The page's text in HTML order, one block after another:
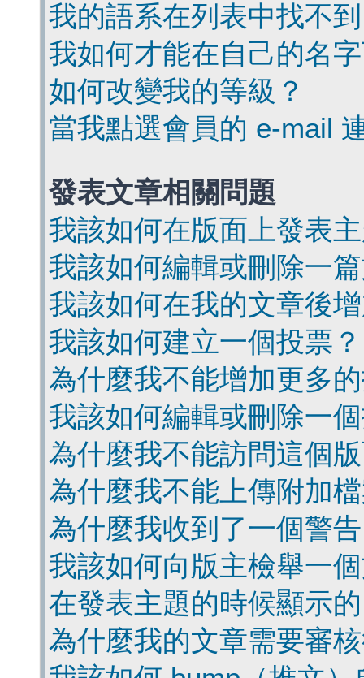
我的語系在列表中找不
我如何才能在自己的名
如何改變我的等級？
當我點選會員的 e-mail
發表文章相關問題
我該如何在版面上發表
我該如何編輯或刪除一
我該如何在我的文章後
我該如何建立一個投票？
為什麼我不能增加更多
我該如何編輯或刪除一
為什麼我不能訪問這個
為什麼我不能上傳附加
為什麼我收到了一個警
我該如何向版主檢舉一
在發表主題的時候顯示
為什麼我的文章需要審